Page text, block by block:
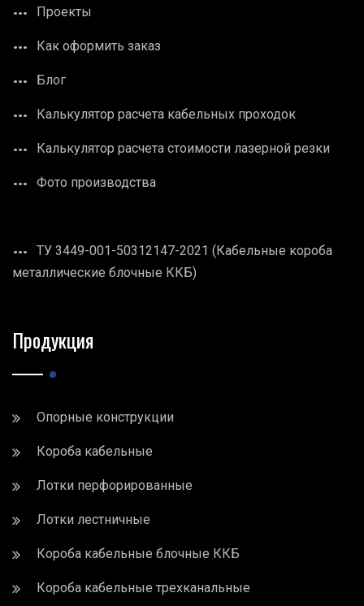
Проекты
Как оформить заказ
Блог
Калькулятор расчета кабельных проходок
Калькулятор расчета стоимости лазерной резки
Фото производства
ТУ 3449-001-50312147-2021 (Кабельные короба
металлические блочные ККБ)
Продукция
Опорные конструкции
Короба кабельные
Лотки перфорированные
Лотки лестничные
Короба кабельные блочные ККБ
Короба кабельные трехканальные